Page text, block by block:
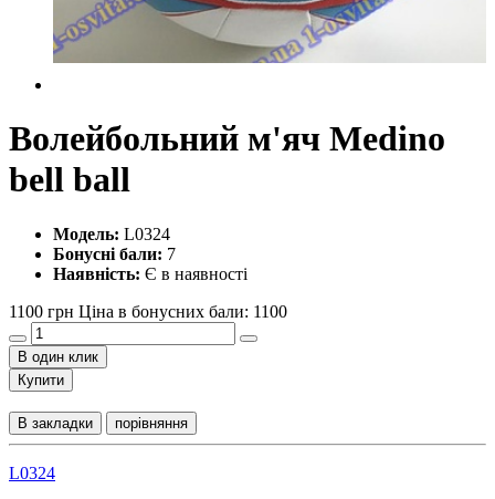
Волейбольний м'яч Medino
bell ball
Модель: L0324
Бонусні бали: 7
Наявність: Є в наявності
1100 грн Ціна в бонусних бали: 1100
В один клик
Купити
В закладки порівняння
L0324